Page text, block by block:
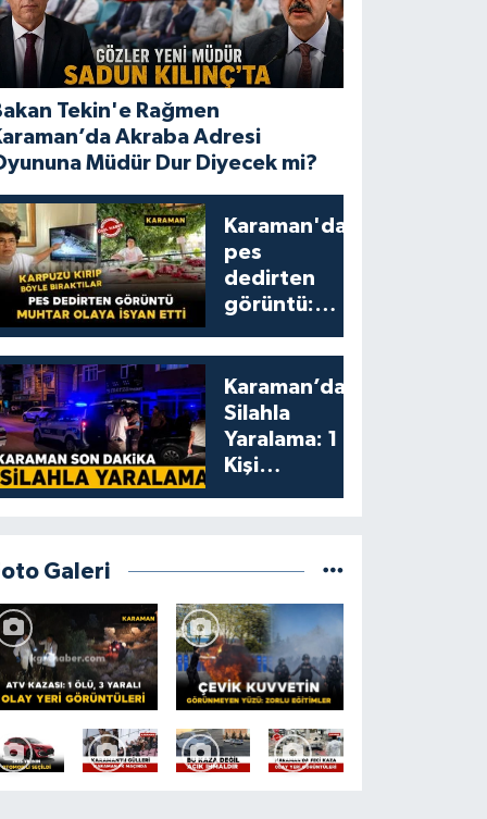
Tekin'e Rağmen
Akraba Adresi
Müdür Dur Diyecek mi?
Karaman'da
pes
dedirten
görüntü:
yumruklayıp
yediler,
artıklarını
kamelyada
bıraktılar
Karaman’da
Silahla
Yaralama: 1
Kişi
Galeri